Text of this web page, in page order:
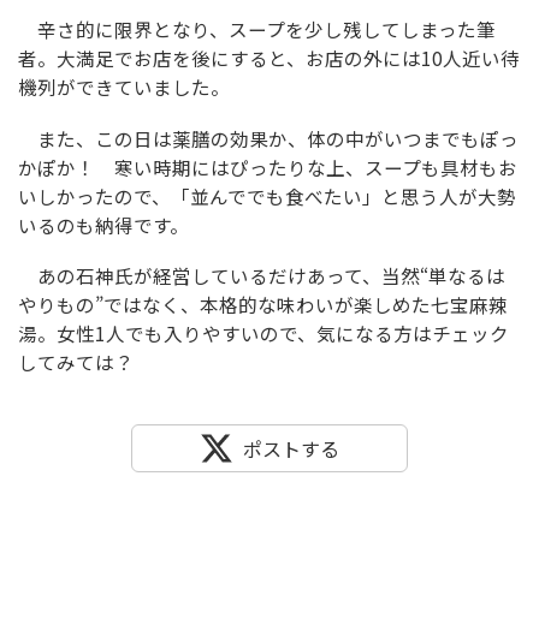
辛さ的に限界となり、スープを少し残してしまった筆
者。大満足でお店を後にすると、お店の外には10人近い待
機列ができていました。
また、この日は薬膳の効果か、体の中がいつまでもぽっ
かぽか！ 寒い時期にはぴったりな上、スープも具材もお
いしかったので、「並んででも食べたい」と思う人が大勢
いるのも納得です。
あの石神氏が経営しているだけあって、当然“単なるは
やりもの”ではなく、本格的な味わいが楽しめた七宝麻辣
湯。女性1人でも入りやすいので、気になる方はチェック
してみては？
ポストする